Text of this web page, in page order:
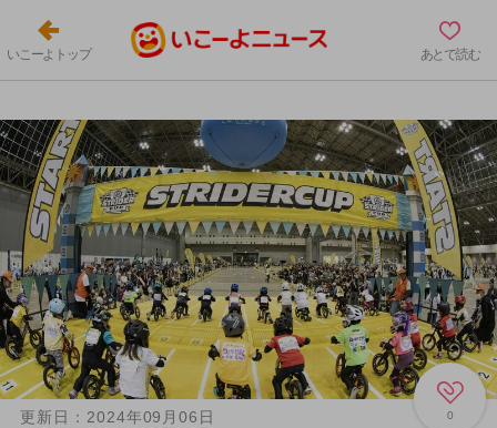
いこーよトップ あとで読む
0
更新日： 2024年09月06日